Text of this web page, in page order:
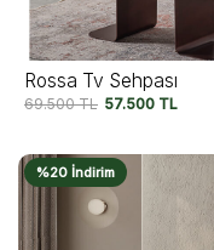
Rossa Tv Sehpası
69.500TL 57.500 TL
%20 İndirim